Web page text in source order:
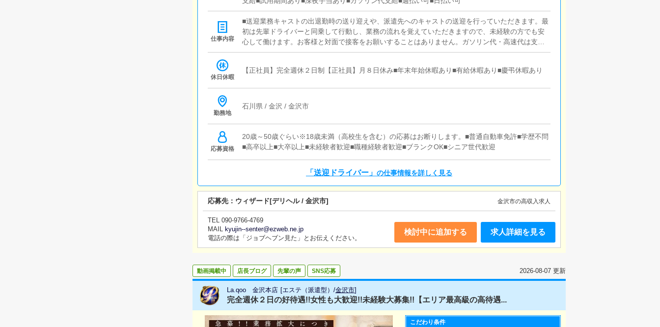
仕事内容
■送迎業務キャストの出退勤時の送り迎えや、派遣先へのキャストの送迎を行っていただきます。最
初は先輩ドライバーと同乗して行動し、業務の流れを覚えていただきますので、未経験の方でも安
心して働けます。お客様と対面で接客をお願いすることはありません。ガソリン代・高速代は支給
します。■清掃業務送迎業務の空き時間に、事務所や待機室の清掃を行っていただきます。キャスト
休日休暇
【正社員】完全週休２日制【正社員】月８日休み■年末年始休暇あり■有給休暇あり■慶弔休暇あり
勤務地
石川県 / 金沢 / 金沢市
応募資格
20歳～50歳ぐらい※18歳未満（高校生を含む）の応募はお断りします。■普通自動車免許■学歴不問
■高卒以上■大卒以上■未経験者歓迎■職種経験者歓迎■ブランクOK■シニア世代歓迎
「送迎ドライバー」 の仕事情報を詳しく見る
応募先： ウィザード[デリヘル / 金沢市] 金沢市の高収入求人
TEL 090-9766-4769
MAIL kyujin--senter@ezweb.ne.jp
電話の際は「ジョブヘブン見た」とお伝えください。
検討中に追加する 求人詳細を見る
動画掲載中 店長ブログ 先輩の声 SNS応募 2026-08-07 更新
La.qoo 金沢本店 [エステ（派遣型） /金沢市]
完全週休２日の好待遇!!女性も大歓迎!!未経験大募集!!【エリア最高級の高待遇...
こだわり条件